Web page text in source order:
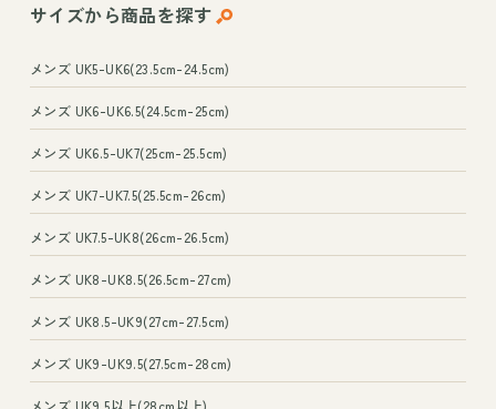
サイズから商品を探す
メンズ UK5-UK6(23.5cm-24.5cm)
メンズ UK6-UK6.5(24.5cm-25cm)
メンズ UK6.5-UK7(25cm-25.5cm)
メンズ UK7-UK7.5(25.5cm-26cm)
メンズ UK7.5-UK8(26cm-26.5cm)
メンズ UK8-UK8.5(26.5cm-27cm)
メンズ UK8.5-UK9(27cm-27.5cm)
メンズ UK9-UK9.5(27.5cm-28cm)